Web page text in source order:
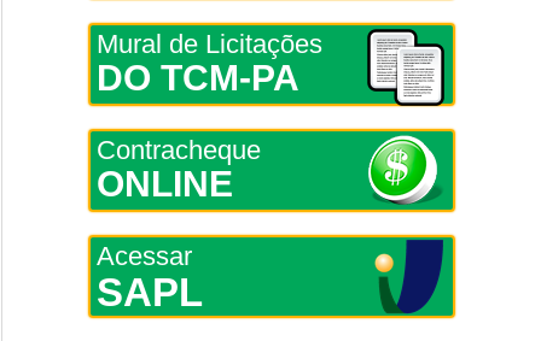
Mural de Licitações
DO TCM-PA
Contracheque
ONLINE
Acessar
SAPL